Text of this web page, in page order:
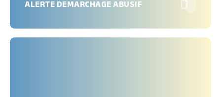
ALERTE DEMARCHAGE ABUSIF
